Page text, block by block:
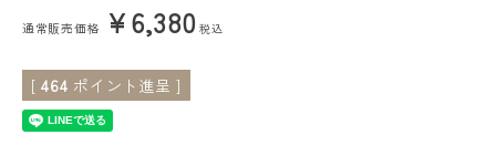
通常販売価格 ¥6,380 税込
[ 464 ポイント進呈 ]